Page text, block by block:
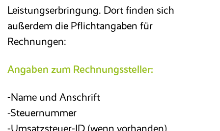
Leistungserbringung. Dort finden sich
außerdem die Pflichtangaben für
Rechnungen:
Angaben zum Rechnungssteller:
-Name und Anschrift
-Steuernummer
-Umsatzsteuer-ID (wenn vorhanden)